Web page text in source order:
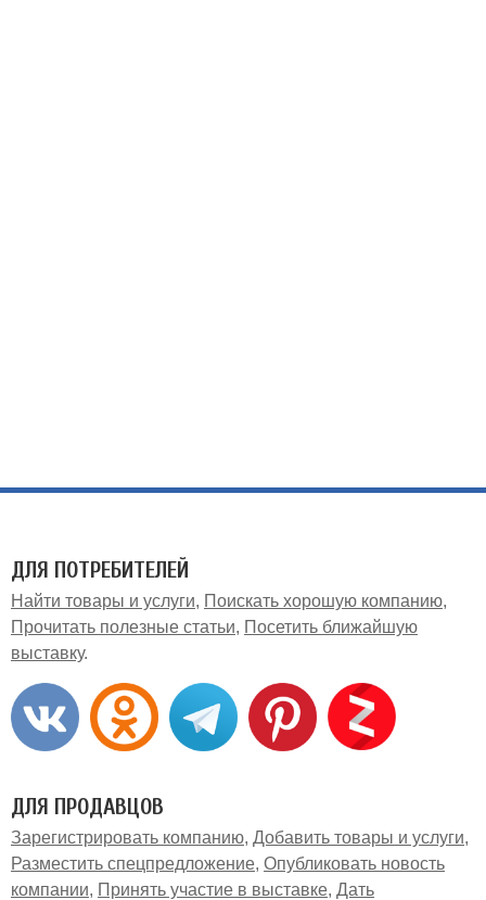
ДЛЯ ПОТРЕБИТЕЛЕЙ
Найти товары и услуги
Поискать хорошую компанию
Прочитать полезные статьи
Посетить ближайшую
выставку
ДЛЯ ПРОДАВЦОВ
Зарегистрировать компанию Добавить товары и услуги
Разместить спецпредложение Опубликовать новость
компании
Принять участие в выставке Дать